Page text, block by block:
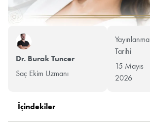
Dr. Burak Tuncer
Saç Ekim Uzmanı
Yayınlanma
Tarihi
15 Mayıs
2026
İçindekiler